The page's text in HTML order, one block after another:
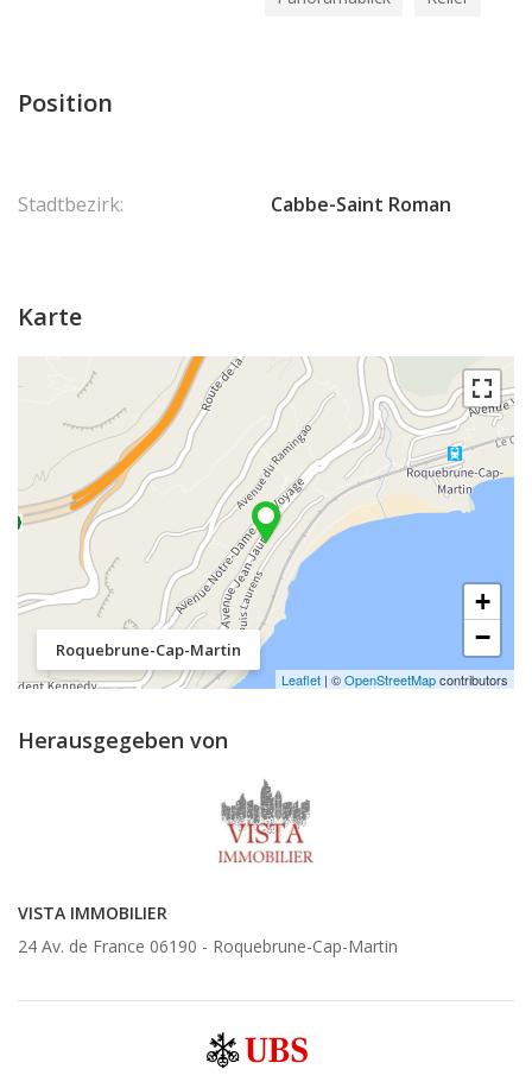
Position
Stadtbezirk: Cabbe-Saint Roman
Karte
Roquebrune-Cap-Martin
+
−
Leaflet | ©OpenStreetMapcontributors
Herausgegeben von
VISTA IMMOBILIER
24 Av. de France 06190 - Roquebrune-Cap-Martin